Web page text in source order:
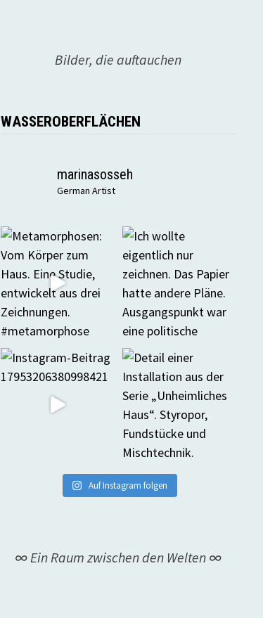
Bilder, die auftauchen
WASSEROBERFLÄCHEN
marinasosseh
German Artist
Auf Instagram folgen
∞ Ein Raum zwischen den Welten ∞